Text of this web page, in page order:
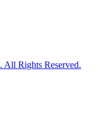
Rights Reserved.